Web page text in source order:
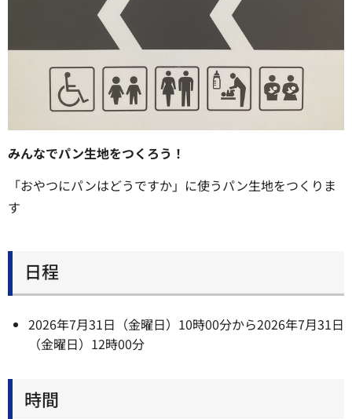
みんなでパン生地をつくろう！
「おやつにパンはどうですか」に使うパン生地をつくりま
す
日程
2026年7月31日（金曜日）10時00分から2026年7月31日
（金曜日）12時00分
時間